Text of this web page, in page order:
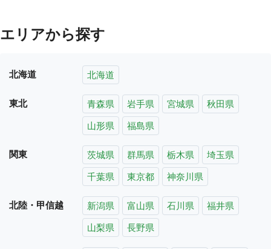
エリアから探す
北海道 北海道
東北 青森県 岩手県 宮城県
秋田県
山形県
福島県
関東 茨城県 群馬県 栃木県
埼玉県
千葉県
東京都 神奈川県
北陸・甲信越 新潟県 富山県 石川県
福井県
山梨県
長野県